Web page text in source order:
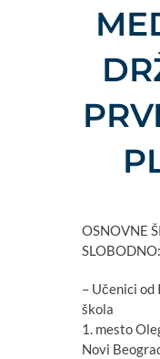
OSNOVNE
SLOBODNO:
– Učenici od
škola
1. mesto
Novi